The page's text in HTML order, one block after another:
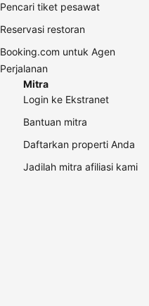
Pencari tiket pesawat
Reservasi restoran
Booking.com untuk Agen
Perjalanan
Mitra
Login ke Ekstranet
Bantuan mitra
Daftarkan properti Anda
Jadilah mitra afiliasi kami